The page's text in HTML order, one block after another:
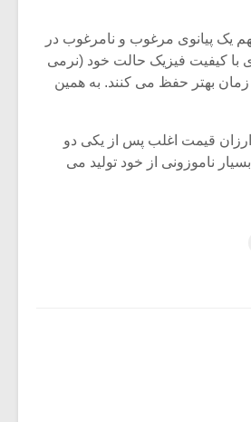
یک پیانوی مرغوب و نامرغوب در
با کیفیت فیزیک حالت خود (نرمی
بهتر حفظ می کنند. به همین
ارزان قیمت اغلب پس از یکی دو
ناموزونی از خود تولید می